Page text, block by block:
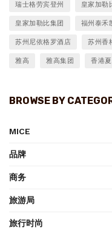
瑞士格劳宾登州 皇家加勒
皇家加勒比集团 福州泰禾
苏州尼依格罗酒店 苏州香
雅高 雅高集团 香港
BROWSE BY
MICE
品牌
商务
旅游局
旅行时尚